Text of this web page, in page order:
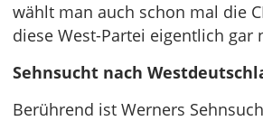
wählt man auch schon mal die
diese West-Partei eigentlich gar
Sehnsucht nach
Berührend ist Werners